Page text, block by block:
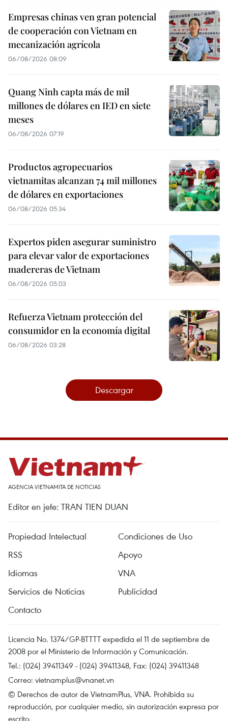
Empresas chinas ven gran potencial
de cooperación con Vietnam en
mecanización agrícola
06/08/2026 08:09
Quang Ninh capta más de mil
millones de dólares en IED en siete
meses
06/08/2026 07:19
Productos agropecuarios
vietnamitas alcanzan 74 mil millones
de dólares en exportaciones
06/08/2026 05:34
Expertos piden asegurar suministro
para elevar valor de exportaciones
madereras de Vietnam
06/08/2026 05:03
Refuerza Vietnam protección del
consumidor en la economía digital
06/08/2026 03:28
Descargar
AGENCIA VIETNAMITA DE NOTICIAS
Editor en jefe: TRAN TIEN DUAN
Propiedad Intelectual
Condiciones de Uso
RSS
Apoyo
Idiomas
VNA
Servicios de Noticias
Publicidad
Contacto
Licencia No. 1374/GP-BTTTT expedida el 11 de septiembre de
2008 por el Ministerio de Información y Comunicación.
Tel.: (024) 39411349 - (024) 39411348, Fax: (024) 39411348
Correo: vietnamplus@vnanet.vn
© Derechos de autor de VietnamPlus, VNA. Prohibida su
reproducción, por cualquier medio, sin autorización expresa por
escrito.